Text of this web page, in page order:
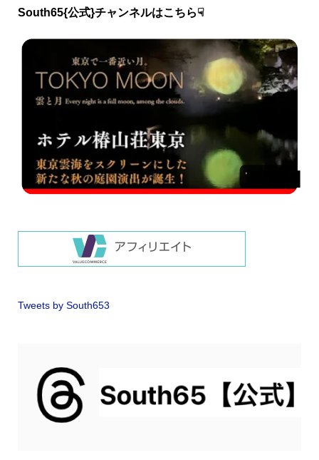
South65{公式}チャンネルはこちら☟
Tweets by South653